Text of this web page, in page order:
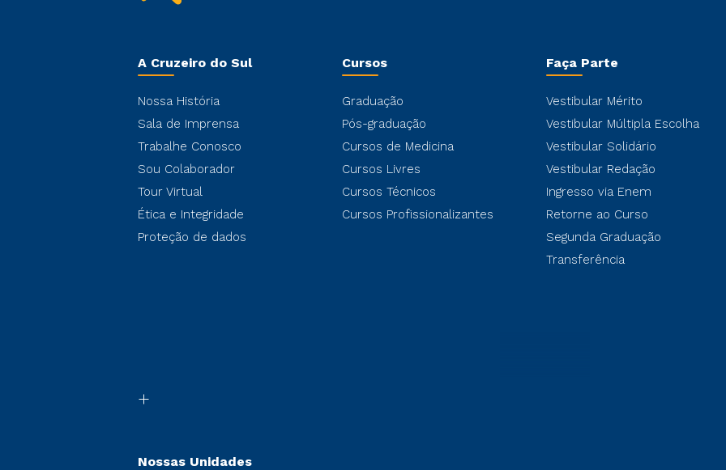
A Cruzeiro do Sul
Nossa História
Sala de Imprensa
Trabalhe Conosco
Sou Colaborador
Tour Virtual
Ética e Integridade
Proteção de dados
Cursos
Graduação
Pós-graduação
Cursos de Medicina
Cursos Livres
Cursos Técnicos
Cursos Profissionalizantes
Faça Parte
Vestibular Mérito
Vestibular Múltipla Escolha
Vestibular Solidário
Vestibular Redação
Ingresso via Enem
Retorne ao Curso
Segunda Graduação
Transferência
Nossas Unidades